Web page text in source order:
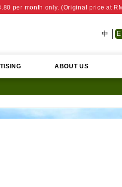
per month only. (Original price at
中
ABOUT US